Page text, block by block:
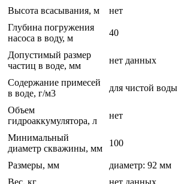
Высота всасывания, м
нет
Глубина погружения
насоса в воду, м
40
Допустимый размер
частиц в воде, мм
нет данных
Содержание примесей
в воде, г/м3
для чистой воды
Объем
гидроаккумулятора, л
нет
Минимальный
диаметр скважины, мм
100
Размеры, мм
диаметр: 92 мм